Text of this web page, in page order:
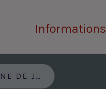
Informations
JERO